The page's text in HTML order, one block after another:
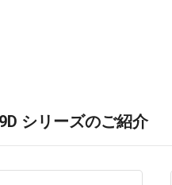
シリーズのご紹介